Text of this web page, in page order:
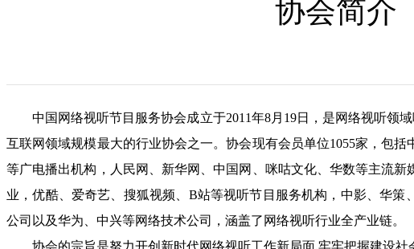
协会简介
中国网络视听节目服务协会成立于2011年8月19日，是网络视听领
互联网领域规模最大的行业协会之一。协会现有会员单位1055家，包
等广电播出机构，人民网、新华网、中国网、咪咕文化、华数等主流
业，优酷、爱奇艺、搜狐视频、B站等视听节目服务机构，中影、华
公司以及华为、中兴等网络技术公司，涵盖了网络视听行业全产业链。
协会的宗旨是努力开创新时代网络视听工作新局面,牢牢把握建设